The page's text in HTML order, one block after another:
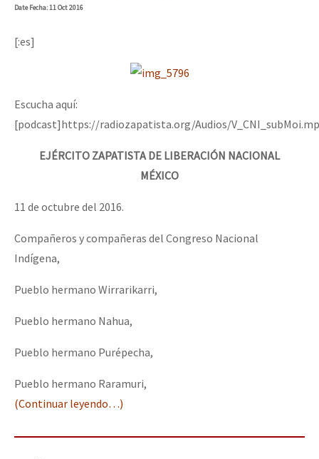
DateFecha: 11 Oct 2016
[:es]
Escucha aquí:
[podcast]https://radiozapatista.org/Audios/
EJÉRCITO ZAPATISTA DE LIBERACIÓN NACIONAL
MÉXICO
11 de octubre del 2016.
Compañeros y compañeras del Congreso Nacional
Indígena,
Pueblo hermano Wirrarikarri,
Pueblo hermano Nahua,
Pueblo hermano Purépecha,
Pueblo hermano Raramuri,
(Continuar leyendo…)